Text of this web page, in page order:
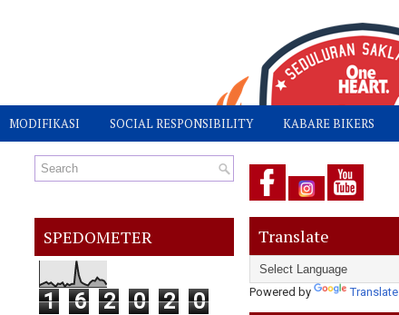
MODIFIKASI SOCIAL RESPONSIBILITY KABARE BIKERS
SPEDOMETER
1 6 2 0 2 0
Translate
Powered by Translate